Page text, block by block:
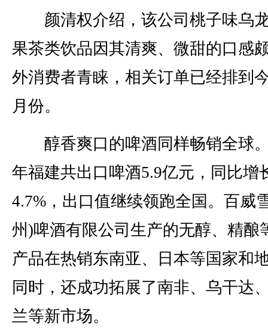
颜清权介绍，该公司桃子味乌
果茶类饮品因其清爽、微甜的口感
外消费者青睐，相关订单已经排到
月份。
醇香爽口的啤酒同样畅销全球
年福建共出口啤酒5.9亿元，同比增
4.7%，出口值继续领跑全国。百威
州)啤酒有限公司生产的无醇、精酿
产品在热销东南亚、日本等国家和
同时，还成功拓展了南非、乌干达
兰等新市场。